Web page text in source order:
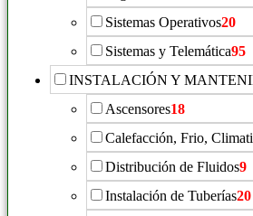
Sistemas Operativos20
Sistemas y Telemática95
INSTALACIÓN Y
Ascensores18
Calefacción, Frio,
Distribución de Fluidos9
Instalación de Tuberías20